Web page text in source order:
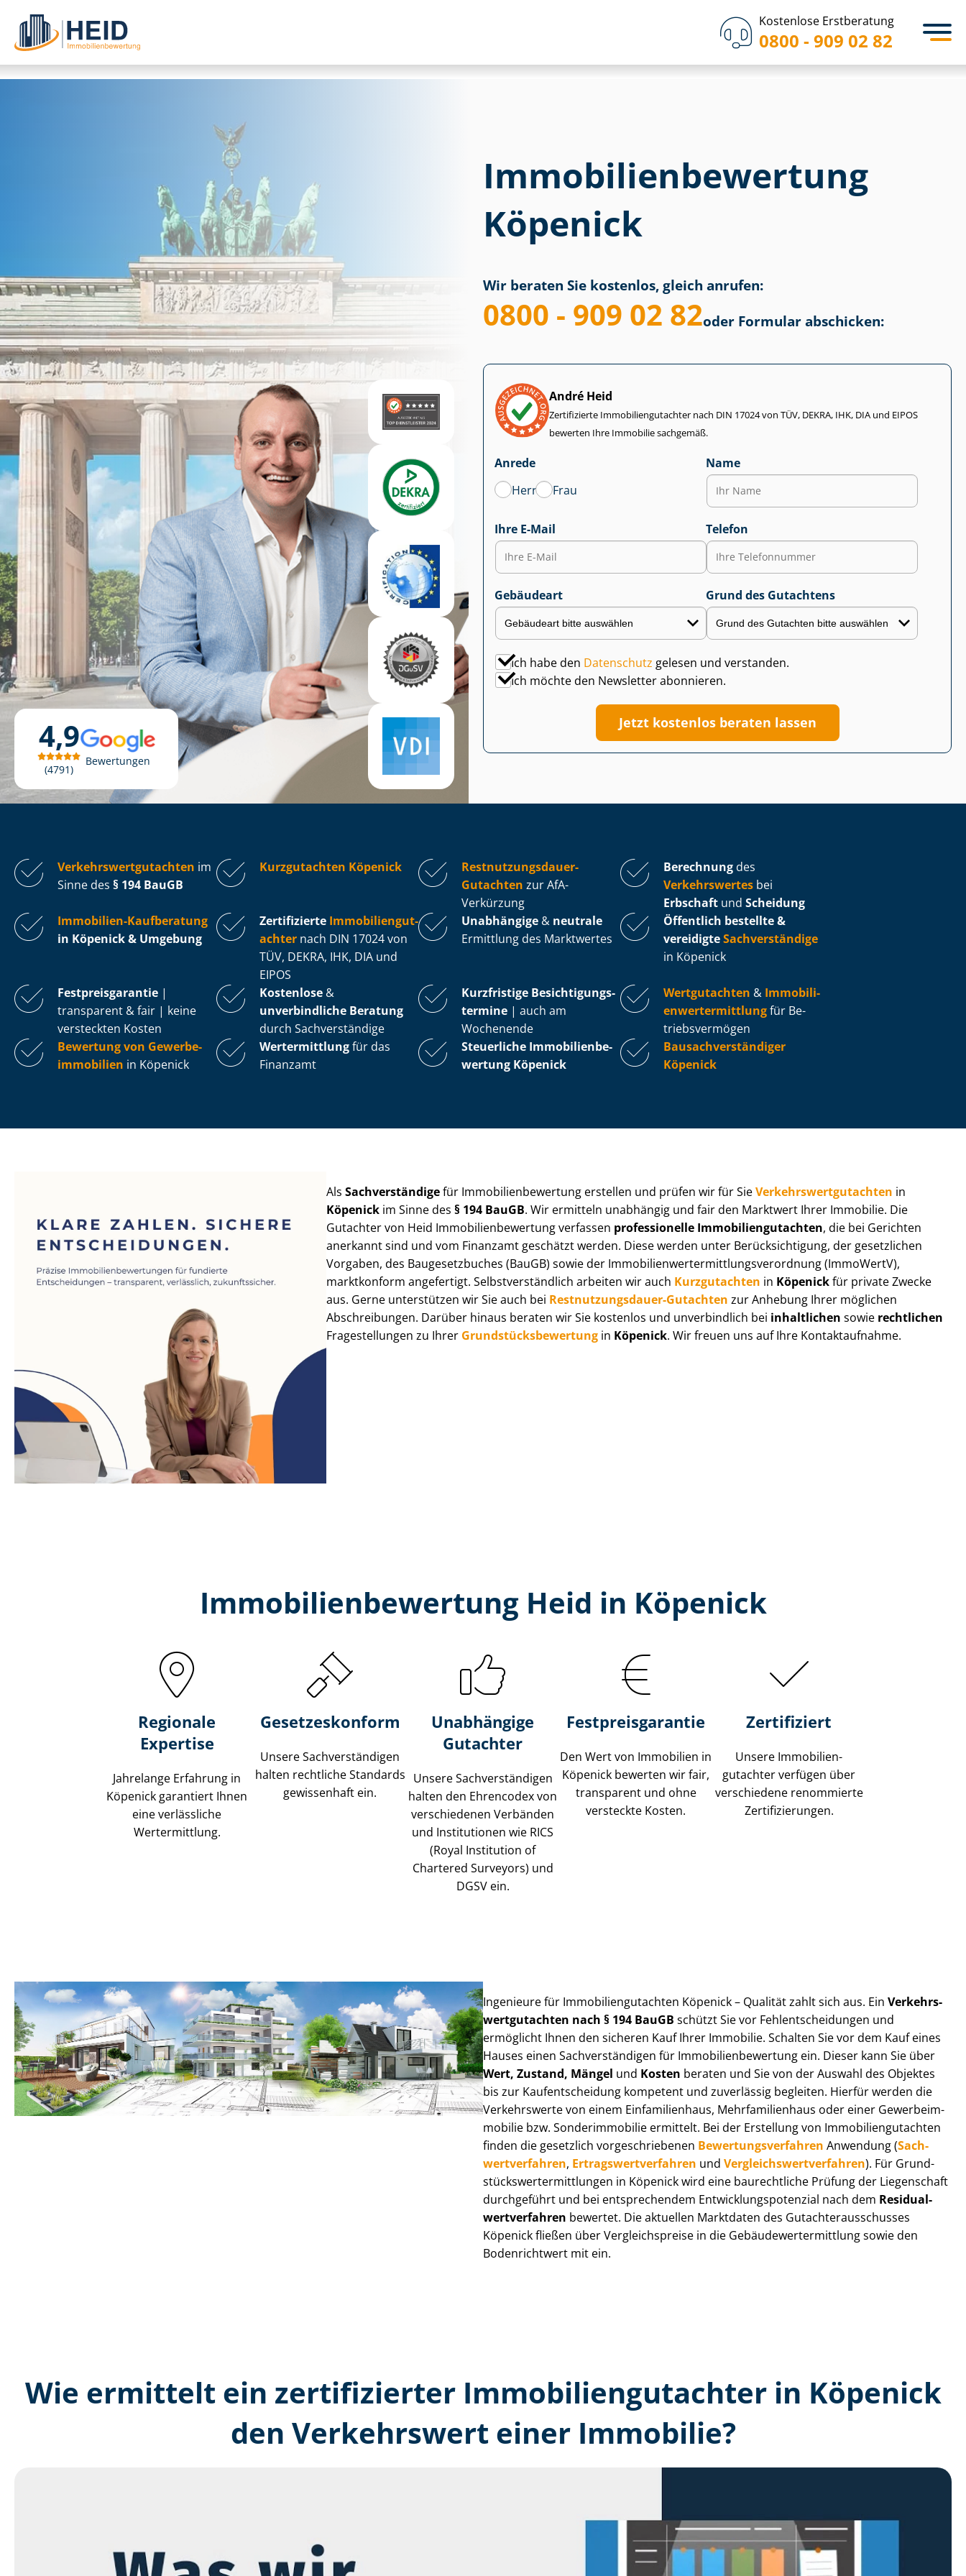
Kostenlose Erstberatung
0800 - 909 02 82
4,9
4791
Bewertungen
Immobilien­bewertung
Köpenick
Wir beraten Sie kostenlos, gleich anrufen:
0800 - 909 02 82oder Formular abschicken:
André Heid
Zertifizierte Im­mo­bi­li­en­gut­ach­ter nach DIN 17024 von TÜV, DEKRA, IHK, DIA und EIPOS
bewerten Ihre Immobilie sachgemäß.
Anrede
Herr
Frau
Name
Ihre E-Mail Telefon
Gebäudeart Grund des Gutachtens
Ich habe den Datenschutz gelesen und verstanden.
Ich möchte den Newsletter abonnieren.
Jetzt kostenlos beraten lassen
Ver­kehrs­wert­gut­ach­ten im
Sinne des § 194 BauGB
Kurzgutachten Köpenick
Rest­nut­zungs­dau­er-
Gutachten zur AfA-
Verkürzung
Berechnung des
Verkehrswertes bei
Erbschaft und Scheidung
Immobilien-Kaufberatung
in Köpenick & Umgebung
Zertifizierte Im­mo­bi­li­en­gut­
ach­ter nach DIN 17024 von
TÜV, DEKRA, IHK, DIA und
EIPOS
Unabhängige & neutrale
Ermittlung des Marktwertes
Öffentlich bestellte &
vereidigteSachverständige
in Köpenick
Fest­preis­ga­ran­tie |
transparent & fair | keine
versteckten Kosten
Kostenlose &
unverbindliche Beratung
durch Sachverständige
Kurzfristige Be­sich­ti­gungs­
ter­mi­ne | auch am
Wochenende
Wertgutachten & Im­mo­bi­li­
en­wert­ermitt­lungfür Be­
triebs­ver­mö­gen
Bewertung von Ge­wer­be­
im­mo­bi­li­en in Köpenick
Wertermittlungfür das
Finanzamt
Steuerliche Im­mo­bi­li­en­be­
wer­tung Köpenick
Bau­sach­ver­stän­di­ger
Köpenick
AlsSachverständigefür Im­mo­bi­li­en­be­wer­tung erstellen und prüfen wir für SieVer­kehrs­wert­gut­ach­ten in
Köpenick im Sinne des§ 194 BauGB. Wir ermitteln unabhängig und fair den Marktwert Ihrer Immobilie. Die
Gutachter von Heid Im­mo­bi­li­en­be­wer­tung verfassen professionelle Im­mo­bi­li­en­gut­ach­ten, die bei Gerichten
anerkannt sind und vom Finanzamt geschätzt werden. Diese werden unter Be­rück­sich­ti­gung, der gesetzlichen
Vorgaben, des Baugesetzbuches (BauGB) sowie der Im­mo­bi­li­en­wert­ermitt­lungs­ver­ord­nung (ImmoWertV),
marktkonform angefertigt. Selbst­ver­ständ­lich arbeiten wir auch Kurzgutachten in Köpenickfür private Zwecke
aus. Gerne unterstützen wir Sie auch bei Rest­nut­zungs­dau­er-Gutachten zur Anhebung Ihrer möglichen
Abschreibungen. Darüber hinaus beraten wir Sie kostenlos und unverbindlich bei inhaltlichen sowie rechtlichen
Fragestellungen zu Ihrer Grund­stücks­be­wer­tung in Köpenick. Wir freuen uns auf Ihre Kontaktaufnahme.
Immobilien­bewertung Heid in Köpenick
Regionale
Expertise
Jahrelange Erfahrung in
Köpenick garantiert Ihnen
eine verlässliche
Wertermittlung.
Gesetzes­konform
Unsere Sach­ver­stän­di­gen
halten rechtliche Standards
gewissenhaft ein.
Unabhängige
Gutachter
Unsere Sach­ver­stän­di­gen
halten den Ehrencodex von
verschiedenen Verbänden
und Institutionen wie RICS
(Royal Institution of
Chartered Surveyors) und
DGSV ein.
Festpreis​garantie
Den Wert von Immobilien in
Köpenick bewerten wir fair,
transparent und ohne
versteckte Kosten.
Zertifiziert
Unsere Immobilien­
gutachter verfügen über
verschiedene renommierte
Zer­ti­fi­zie­run­gen.
Ingenieure für Im­mo­bi­li­en­gut­ach­ten Köpenick – Qualität zahlt sich aus. Ein Ver­kehrs­
wert­gut­ach­ten nach § 194 BauGB schützt Sie vor Fehl­ent­schei­dun­gen und
ermöglicht Ihnen den sicheren Kauf Ihrer Immobilie. Schalten Sie vor dem Kauf eines
Hauses einen Sach­ver­stän­di­gen für Im­mo­bi­li­en­be­wer­tung ein. Dieser kann Sie über
Wert, Zustand, Mängel und Kosten beraten und Sie von der Auswahl des Objektes
bis zur Kauf­ent­schei­dung kompetent und zuverlässig begleiten. Hierfür werden die
Verkehrswerte von einem Einfamilienhaus, Mehr­fa­mi­li­en­haus oder einer Ge­wer­be­im­
mo­bi­lie bzw. Sonderimmobilie ermittelt. Bei der Erstellung von Im­mo­bi­li­en­gut­ach­ten
finden die gesetzlich vor­ge­schrie­be­nen Be­wer­tungs­ver­fah­ren Anwendung (Sach­
wert­ver­fah­ren, Er­trags­wert­ver­fah­ren und Ver­gleichs­wert­ver­fah­ren). Für Grund­
stücks­wert­ermitt­lun­gen in Köpenick wird eine baurechtliche Prüfung der Liegenschaft
durchgeführt und bei entsprechendem Ent­wick­lungs­po­ten­zi­al nach dem Re­si­du­al­
wert­ver­fah­ren bewertet. Die aktuellen Marktdaten des Gut­ach­ter­aus­schus­ses
Köpenick fließen über Ver­gleichs­prei­se in die Ge­bäu­de­wert­ermitt­lung sowie den
Bodenrichtwert mit ein.
Wie ermittelt ein zertifizierter Immobilien­gutachter in Köpenick
den Verkehrswert einer Immobilie?